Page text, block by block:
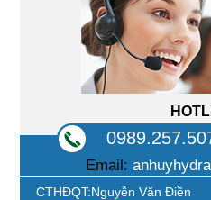
Email:
CTHĐQT:Nguyễn Văn Điền